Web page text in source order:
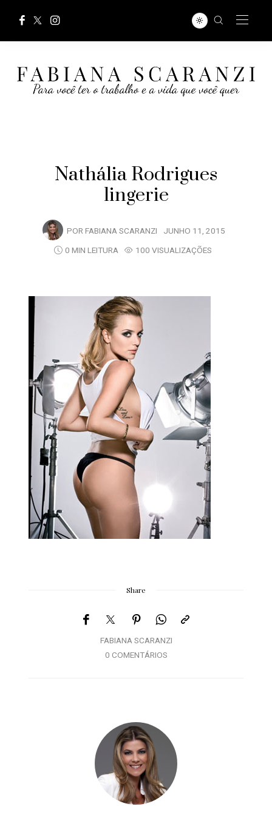
Nathália Rodrigues
lingerie
POR FABIANA SCARANZI JUNHO 11, 2015
0 MIN LEITURA
100 VISUALIZAÇÕES
Share
FABIANA SCARANZI
0 COMENTÁRIOS